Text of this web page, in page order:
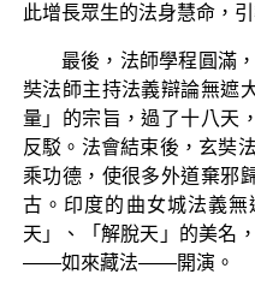
此增長眾生的法身慧命，
最後，法師學程圓滿
奘法師主持法義辯論無遮
量」的宗旨，過了十八天
反駁。法會結束後，玄奘
乘功德，使很多外道棄邪
古。印度的曲女城法義
天」、「解脫天」的美名
——如來藏法——開演。